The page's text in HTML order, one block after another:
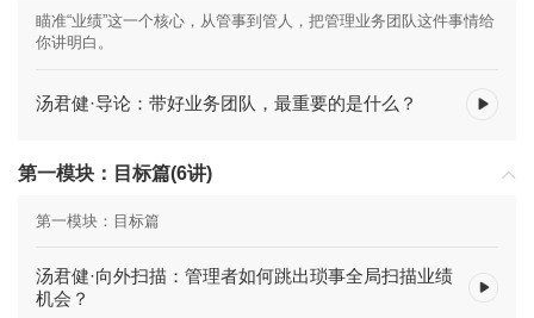
瞄准“业绩”这一个核心，从管事到管人，把管理业务团队这件事情给
你讲明白。
汤君健·导论：带好业务团队，最重要的是什么？
第一模块：目标篇(6讲)
第一模块：目标篇
汤君健·向外扫描：管理者如何跳出琐事全局扫描业绩
机会？